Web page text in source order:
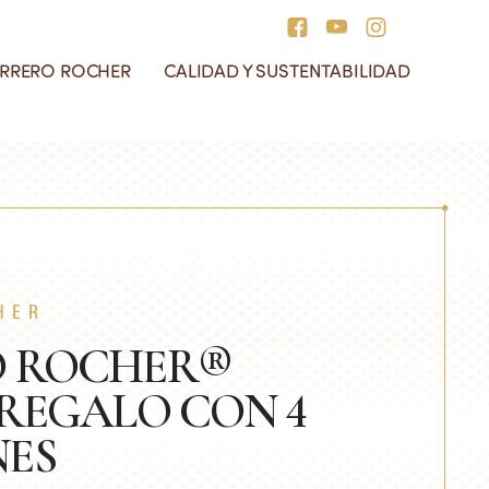
ROCHER CALIDAD Y SUSTENTABILIDAD
ROCHER®
CON 4